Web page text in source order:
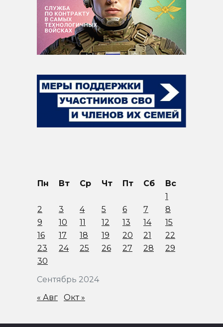
Сентябрь 2024
Пн Вт Ср Чт Пт Сб
Вс
1
2
3 4 5 6 7
8
9
10 11 12 13 14
15
16
17 18 19 20 21
22
23
24 25 26 27 28
29
30
« Авг Окт »